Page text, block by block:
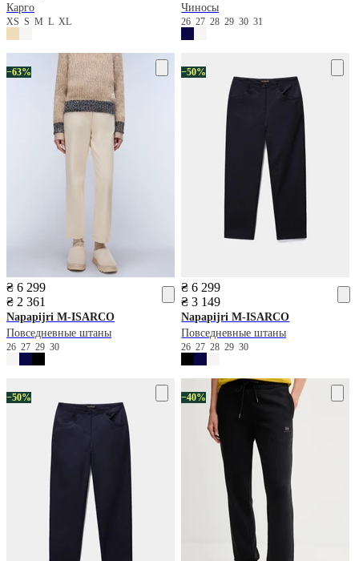
Карго
XS S M L XL
Чиносы
262728293031
−63%
₴ 6 299
₴ 2 361
Napapijri M-ISARCO
Повседневные штаны
26 27 29 30
−50%
₴ 6 299
₴ 3 149
Napapijri M-ISARCO
Повседневные штаны
2627282930
−50% −40%